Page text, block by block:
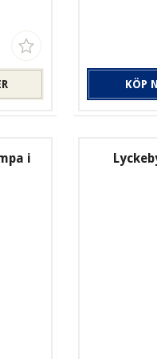
KÖP
i